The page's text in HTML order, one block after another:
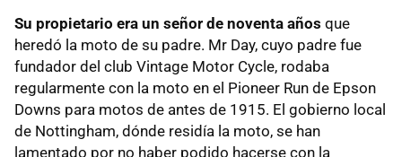
Su propietario era un señor de noventa años que
heredó la moto de su padre. Mr Day, cuyo padre fue
fundador del club Vintage Motor Cycle, rodaba
regularmente con la moto en el Pioneer Run de Epson
Downs para motos de antes de 1915. El gobierno local
de Nottingham, dónde residía la moto, se han
lamentado por no haber podido hacerse con la